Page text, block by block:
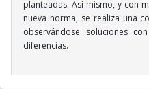
planteadas. Así mismo, y con
nueva norma, se realiza una
observándose soluciones
diferencias.